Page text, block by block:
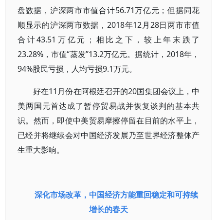
盘数据，沪深两市市值合计56.71万亿元；但据同花
顺显示的沪深两市数据，2018年12月28日两市市值
合计43.51万亿元；相比之下，较上年末跌了
23.28%，市值“蒸发”13.2万亿元。据统计，2018年，
94%股民亏损，人均亏损9.1万元。
好在11月份在阿根廷召开的20国集团会议上，中
美两国元首达成了暂停贸易战并恢复谈判的基本共
识。然而，即使中美贸易摩擦停留在目前的水平上，
已经并将继续会对中国经济发展乃至世界经济整体产
生重大影响。
深化市场改革，中国经济方能重回稳定和可持续
增长的春天